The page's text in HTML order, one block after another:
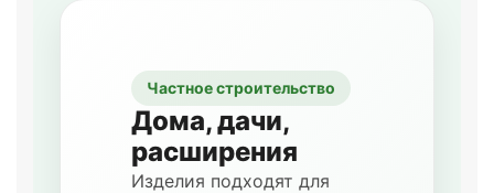
Частное строительство
Дома, дачи,
расширения
Изделия подходят для